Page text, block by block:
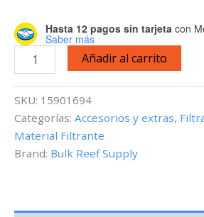
Hasta 12 pagos sin tarjeta con
Saber más
Férrico
BRS
-
1/2
galón
Añadir al carrito
SKU: 15901694
Categorías: Accesorios y extras,
Material Filtrante
Brand: Bulk Reef Supply